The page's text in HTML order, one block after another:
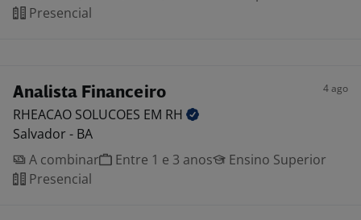
Presencial
Analista Financeiro 4 ago
RHEACAO SOLUCOES EM RH
Salvador - BA
A combinar
Entre 1 e 3 anos
Ensino Superior
Presencial